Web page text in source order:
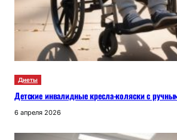
Диеты
Детские инвалидные кресла-коляски с
6 апреля 2026